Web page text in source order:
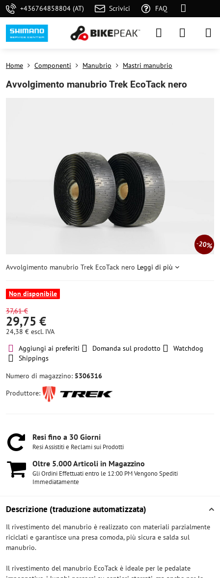
+436764858804 (AT) Scrivici FAQ
20%
Home Componenti Manubrio Mastri manubrio
Avvolgimento manubrio Trek EcoTack nero
Avvolgimento manubrio Trek EcoTack nero Leggi di più
Non disponibile
37,61 €
29,75 €
24,38 € escl. IVA
Aggiungi ai preferiti
Domanda sul prodotto
Watchdog
Shippings
Numero di magazzino: 5306316
Produttore:
Resi fino a 30 Giorni
Resi Assistiti e Reclami sui Prodotti
Oltre 5​.000 Articoli in Magazzino
Gli Ordini Effettuati entro le 12:00 PM Vengono Spediti
Immediatamente
Descrizione (traduzione automatizzata)
Il rivestimento del manubrio è realizzato con materiali parzialmente
riciclati e garantisce una presa comoda, più sicura e salda sul
manubrio.
Il rivestimento del manubrio EcoTack è ideale per le pedalate